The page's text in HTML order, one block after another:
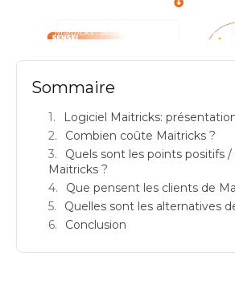
Maitricks : avis sur ce logiciel de
Sommaire
Logiciel Maitricks:
Combien coûte Maitricks ?
Quels sont les points positifs
Maitricks ?
Que pensent les clients de
Quelles sont les alternatives
Conclusion